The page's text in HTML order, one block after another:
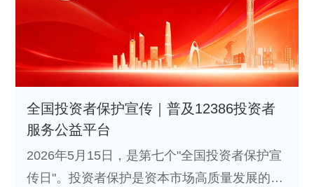
全国投资者保护宣传｜普及12386投资者
服务公益平台
2026年5月15日，是第七个"全国投资者保护宣
传日"。投资者保护是资本市场高质量发展的基